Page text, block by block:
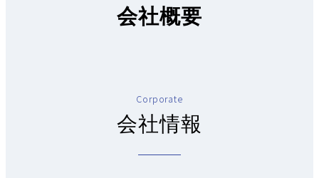
会社概要
Corporate
会社情報